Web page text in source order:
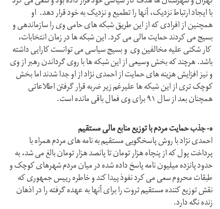
با ایجاد ارتباط نزدیک، آنها را تطمیع و نزدیک به خود قرار دهد. او
همچنین از افرادی که از این طریق شبکه های حامی وی را سازماندهی و
بسیج می کردند حمایت مالی می کرد. این شبکه ها در زمان انتخابات،
کار شکنی علیه مخالفین وی و بسیج سیاسی می توانست کارایی داشته
باشد. هرچند که بخش وسیعی از این شبکه ها با روی گرداندن رهبر از وی
و نیز افزایش هزینه های حمایت از احمدی نژاد از او جدا شدند اما بخش
کوچک تری از این شبکه ها علیرغم زیر ضربه قرار گرفتن اطلاعاتی
همچنان بعد از سال ۹۱ برای وی فعال باقی مانده است.
ه- جذب حمایت مردم با توزیع منابع مالی مستقیم
احمدی نژاد با روش پاسخگویی مستقیم به نامه های مردم همراه با
پرداخت پول که از پنچاه هزار تومان تا پانصد هزار تومان بالغ می شد، به
حدود پانزده میلیون نامه پاسخ داده شده در میان مردم شهرهای کوچک و
طبقات محروم سعی می کرد نفوذ پیدا کند و خاطره رییس جمهوری که
نقش توزیع کننده مستقیم ثروت را برای آنها به عهده گرفته را در اذهان
زنده نگه دارد.